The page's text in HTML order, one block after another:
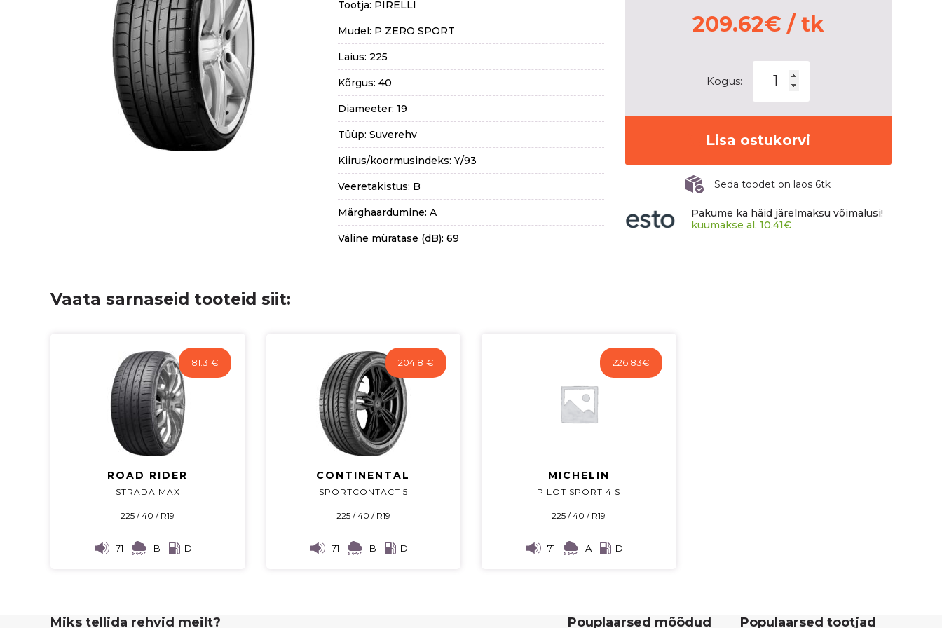
Tootja: PIRELLI
Mudel: P ZERO SPORT
Laius: 225
Kõrgus: 40
Diameeter: 19
Tüüp: Suverehv
Kiirus/koormusindeks: Y/93
Veeretakistus: B
Märghaardumine: A
Väline müratase (dB): 69
209.62€ / tk
Kogus:
ZERO
SPORT
kogus
Lisa ostukorvi
Seda toodet on laos 6tk
Pakume ka häid järelmaksu võimalusi!
kuumakse al. 10.41€
Vaata sarnaseid tooteid siit:
81.31€
ROAD RIDER
STRADA MAX
225 / 40 / R19
71 B D
204.81€
CONTINENTAL
SPORTCONTACT 5
225 / 40 / R19
71 B D
226.83€
MICHELIN
PILOT SPORT 4 S
225 / 40 / R19
71 A D
Miks tellida rehvid meilt? Pouplaarsed mõõdud Populaarsed tootjad